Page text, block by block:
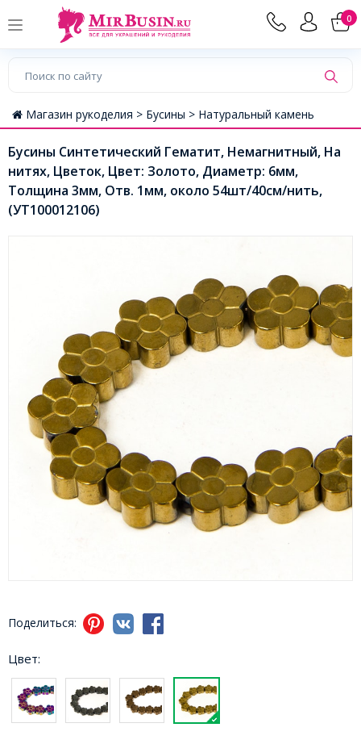
0
Магазин рукоделия > Бусины > Натуральный камень
Бусины Синтетический Гематит, Немагнитный, На
нитях, Цветок, Цвет: Золото, Диаметр: 6мм,
Толщина 3мм, Отв. 1мм, около 54шт/40см/нить,
(УТ100012106)
Поделиться:
Цвет: